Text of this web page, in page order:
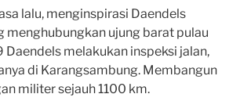
lalu, menginspirasi Daendels
menghubungkan ujung barat pulau
melakukan inspeksi jalan,
di Karangsambung. Membangun
militer sejauh 1100 km.